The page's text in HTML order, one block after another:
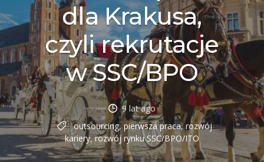
dla Krakusa,
czyli rekrutacje
w SSC/BPO
9 lat ago
outsourcing,pierwsza praca,rozwój
kariery,rozwój rynku SSC/BPO/ITO